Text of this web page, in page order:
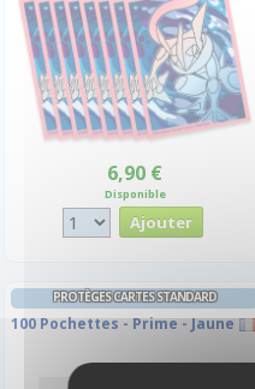
6,90 €
Disponible
PROTÈGES CARTES STANDARD
100 Pochettes - Prime - Jaune